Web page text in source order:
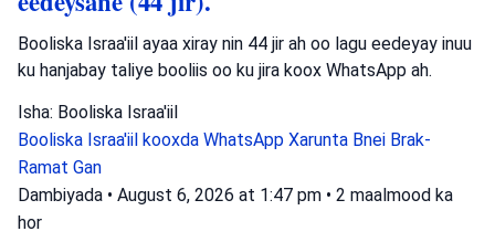
Booliska Israa'iil ayaa xiray nin 44 jir ah oo lagu eedeyay inuu
ku hanjabay taliye booliis oo ku jira koox WhatsApp ah.
Isha: Booliska Israa'iil
Booliska Israa'iil kooxda WhatsApp Xarunta Bnei Brak-
Ramat Gan
Dambiyada • August 6, 2026 at 1:47 pm • 2 maalmood ka
hor